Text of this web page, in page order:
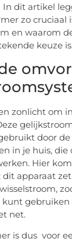
In dit artikel
zo cruciaal
en waarom
keuze is.
zonlicht om in
door
in je huis, die
Hier
apparaat
gebruiken
net.
is dus voor